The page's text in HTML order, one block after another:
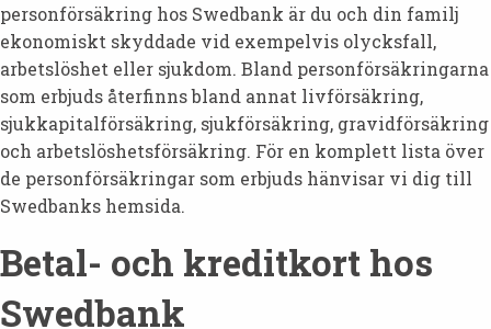
personförsäkring hos Swedbank är du och din familj
ekonomiskt skyddade vid exempelvis olycksfall,
arbetslöshet eller sjukdom. Bland personförsäkringarna
som erbjuds återfinns bland annat livförsäkring,
sjukkapitalförsäkring, sjukförsäkring, gravidförsäkring
och arbetslöshetsförsäkring. För en komplett lista över
de personförsäkringar som erbjuds hänvisar vi dig till
Swedbanks hemsida.
Betal- och kreditkort hos
Swedbank